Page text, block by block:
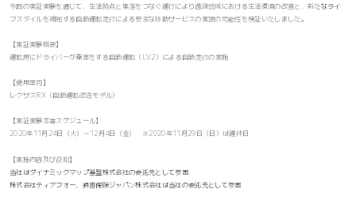
今回の実証実験を通じて、生活拠点と集落をつなぐ運行により過疎地域における生活環境の改善と、新たなライ
フスタイルを補完する自動運転走行による安全な移動サービスの実現の可能性を検証いたしました。
【実証実験概要】
運転席にドライバーが乗車をする自動運転（LV2）による自動走行の実施
【使用車両】
レクサスRX（自動運転改造モデル）
【実証実験本番スケジュール】
2020年11月24日（火）～12月4日（金） ※2020年11月29日（日）は運休日
【実施内容及び役割】
当社はダイナミックマップ基盤株式会社の委託先として参画
株式会社ティアフォー、損害保険ジャパン株式会社は当社の委託先として参画